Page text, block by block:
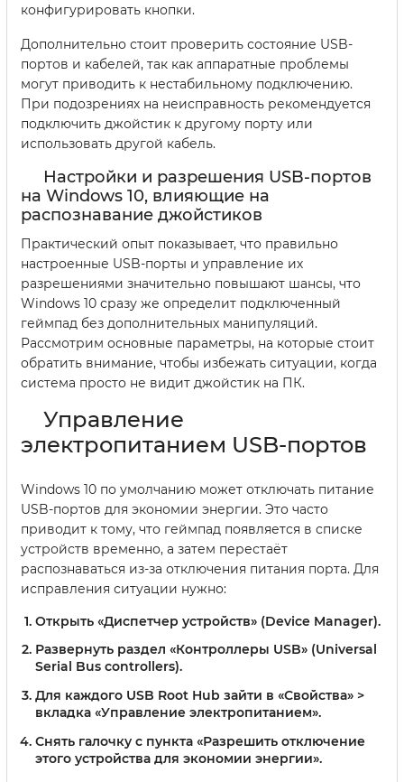
конфигурировать кнопки.
Дополнительно стоит проверить состояние USB-
портов и кабелей, так как аппаратные проблемы
могут приводить к нестабильному подключению.
При подозрениях на неисправность рекомендуется
подключить джойстик к другому порту или
использовать другой кабель.
Настройки и разрешения USB-портов
на Windows 10, влияющие на
распознавание джойстиков
Практический опыт показывает, что правильно
настроенные USB-порты и управление их
разрешениями значительно повышают шансы, что
Windows 10 сразу же определит подключенный
геймпад без дополнительных манипуляций.
Рассмотрим основные параметры, на которые стоит
обратить внимание, чтобы избежать ситуации, когда
система просто не видит джойстик на ПК.
Управление
электропитанием USB-портов
Windows 10 по умолчанию может отключать питание
USB-портов для экономии энергии. Это часто
приводит к тому, что геймпад появляется в списке
устройств временно, а затем перестаёт
распознаваться из-за отключения питания порта. Для
исправления ситуации нужно:
Открыть «Диспетчер устройств» (Device Manager).
Развернуть раздел «Контроллеры USB» (Universal
Serial Bus controllers).
Для каждого USB Root Hub зайти в «Свойства» >
вкладка «Управление электропитанием».
Снять галочку с пункта «Разрешить отключение
этого устройства для экономии энергии».